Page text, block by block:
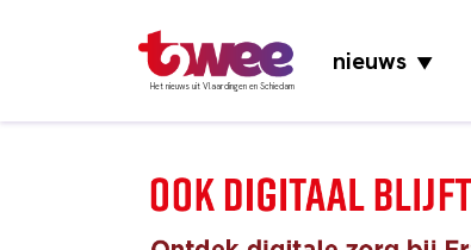
Het nieuws uit Vlaardingen en Schiedam
nieuws▼